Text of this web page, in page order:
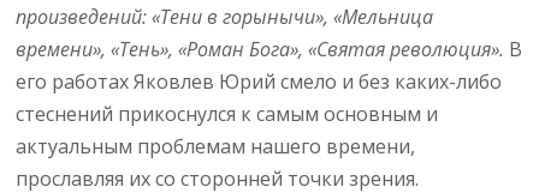
произведений: «Тени в горынычи», «Мельница
времени», «Тень», «Роман Бога», «Святая революция». В
его работах Яковлев Юрий смело и без каких-либо
стеснений прикоснулся к самым основным и
актуальным проблемам нашего времени,
прославляя их со сторонней точки зрения.